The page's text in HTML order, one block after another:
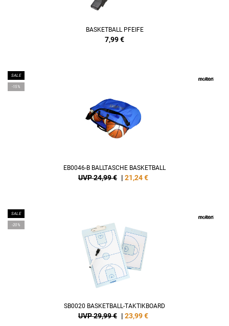
BASKETBALL PFEIFE
7,99€
SALE
-15%
EB0046-B BALLTASCHE BASKETBALL
UVP 24,99 € | 21,24€
SALE
-20%
SB0020 BASKETBALL-TAKTIKBOARD
UVP 29,99 € | 23,99€